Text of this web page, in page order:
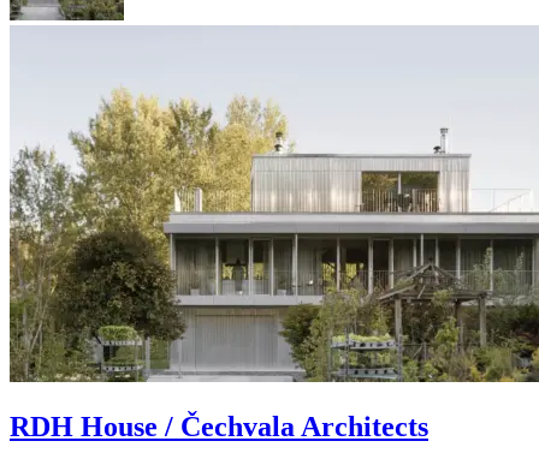
RDH House / Čechvala Architects